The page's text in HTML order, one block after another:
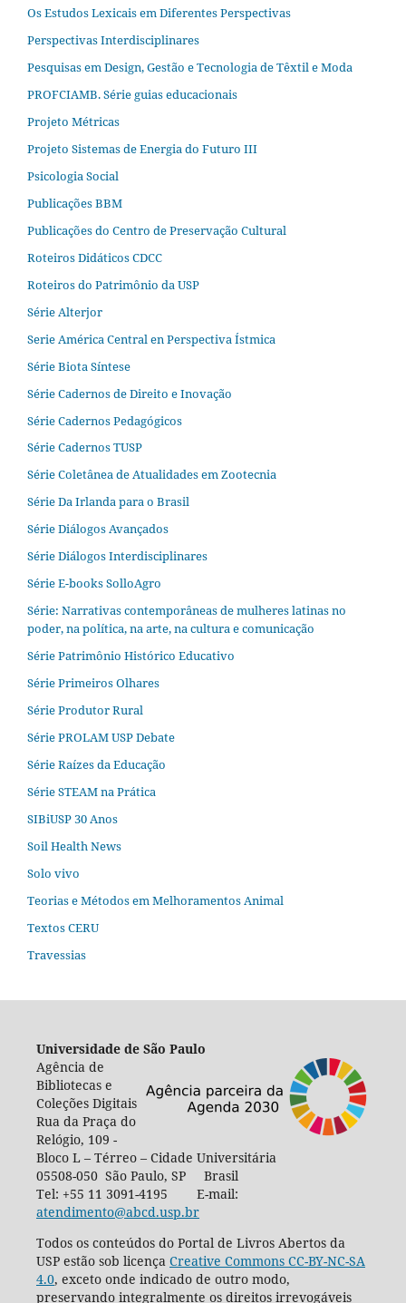
Os Estudos Lexicais em Diferentes Perspectivas
Perspectivas Interdisciplinares
Pesquisas em Design, Gestão e Tecnologia de Têxtil e Moda
PROFCIAMB. Série guias educacionais
Projeto Métricas
Projeto Sistemas de Energia do Futuro III
Psicologia Social
Publicações BBM
Publicações do Centro de Preservação Cultural
Roteiros Didáticos CDCC
Roteiros do Patrimônio da USP
Série Alterjor
Serie América Central en Perspectiva Ístmica
Série Biota Síntese
Série Cadernos de Direito e Inovação
Série Cadernos Pedagógicos
Série Cadernos TUSP
Série Coletânea de Atualidades em Zootecnia
Série Da Irlanda para o Brasil
Série Diálogos Avançados
Série Diálogos Interdisciplinares
Série E-books SolloAgro
Série: Narrativas contemporâneas de mulheres latinas no
poder, na política, na arte, na cultura e comunicação
Série Patrimônio Histórico Educativo
Série Primeiros Olhares
Série Produtor Rural
Série PROLAM USP Debate
Série Raízes da Educação
Série STEAM na Prática
SIBiUSP 30 Anos
Soil Health News
Solo vivo
Teorias e Métodos em Melhoramentos Animal
Textos CERU
Travessias
Universidade de São Paulo
Agência de
Bibliotecas e
Coleções Digitais
Rua da Praça do
Relógio, 109 -
Bloco L – Térreo – Cidade Universitária
05508-050 São Paulo, SP Brasil
Tel: +55 11 3091-4195 E-mail:
atendimento@abcd.usp.br
Todos os conteúdos do Portal de Livros Abertos da
USP estão sob licença Creative Commons CC-BY-NC-SA
4.0, exceto onde indicado de outro modo,
preservando integralmente os direitos irrevogáveis